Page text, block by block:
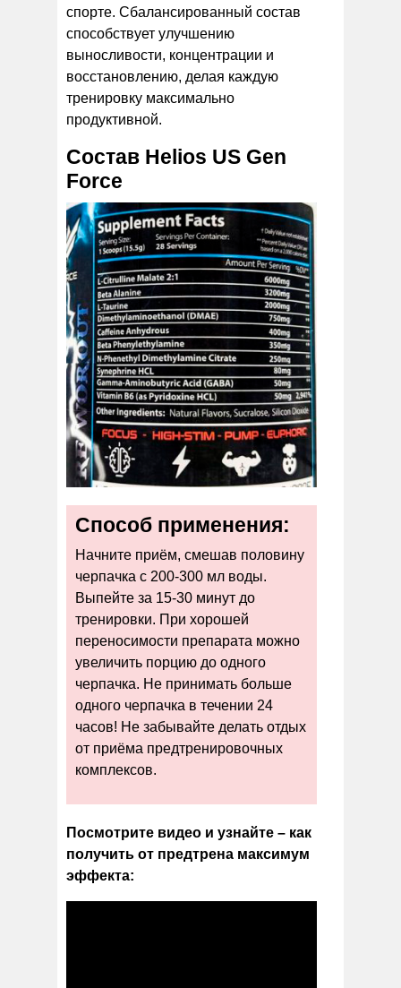
спорте. Сбалансированный состав
способствует улучшению
выносливости, концентрации и
восстановлению, делая каждую
тренировку максимально
продуктивной.
Состав Helios US Gen
Force
Способ применения:
Начните приём, смешав половину
черпачка с 200-300 мл воды.
Выпейте за 15-30 минут до
тренировки. При хорошей
переносимости препарата можно
увеличить порцию до одного
черпачка. Не принимать больше
одного черпачка в течении 24
часов! Не забывайте делать отдых
от приёма предтренировочных
комплексов.
Посмотрите видео и узнайте – как
получить от предтрена максимум
эффекта: